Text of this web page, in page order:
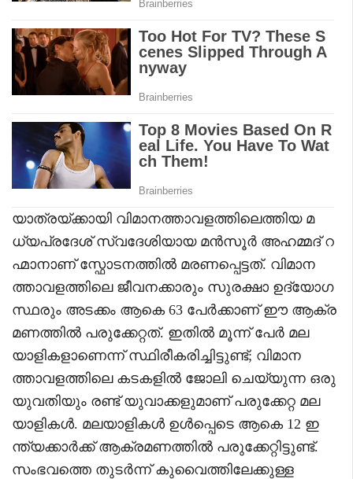
യാത്രയ്ക്കായി വിമാനത്താവളത്തിലെത്തിയ മ
ധ്യപ്രദേശ് സ്വദേശിയായ മൻസൂർ അഹമ്മദ് റ
ഹ്മാനാണ് സ്ഫോടനത്തിൽ മരണപ്പെട്ടത്. വിമാന
ത്താവളത്തിലെ ജീവനക്കാരും സുരക്ഷാ ഉദ്യോഗ
സ്ഥരും അടക്കം ആകെ 63 പേർക്കാണ് ഈ ആക്ര
മണത്തിൽ പരുക്കേറ്റത്. ഇതിൽ മൂന്ന് പേർ മല
യാളികളാണെന്ന് സ്ഥിരീകരിച്ചിട്ടുണ്ട്; വിമാന
ത്താവളത്തിലെ കടകളിൽ ജോലി ചെയ്യുന്ന ഒരു
യുവതിയും രണ്ട് യുവാക്കളുമാണ് പരുക്കേറ്റ മല
യാളികൾ. മലയാളികൾ ഉൾപ്പെടെ ആകെ 12 ഇ
ന്ത്യക്കാർക്ക് ആക്രമണത്തിൽ പരുക്കേറ്റിട്ടുണ്ട്.
സംഭവത്തെ തുടർന്ന് കുവൈത്തിലേക്കുള്ള